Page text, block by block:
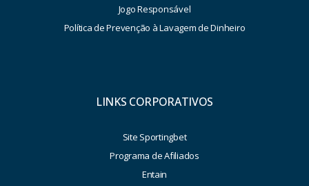
Jogo Responsável
Política de Prevenção à Lavagem de Dinheiro
LINKS CORPORATIVOS
Site Sportingbet
Programa de Afiliados
Entain